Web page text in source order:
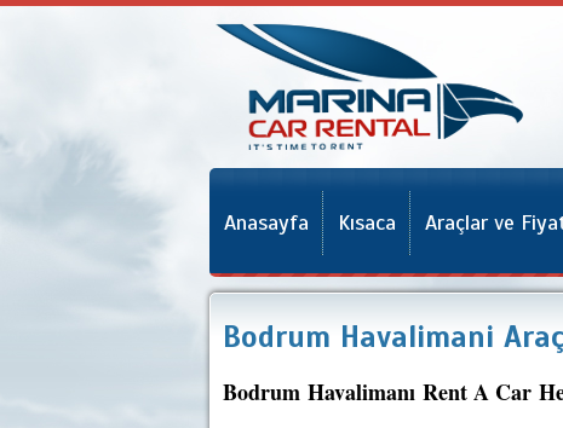
Anasayfa Kısaca Araçlar ve
Bodrum Havalimani
Bodrum Havalimanı Rent A Car